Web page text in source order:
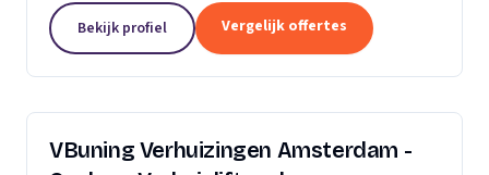
verhuisproces te transformeren in een naadloze en...
Bekijk profiel Vergelijk offertes
VBuning Verhuizingen Amsterdam -